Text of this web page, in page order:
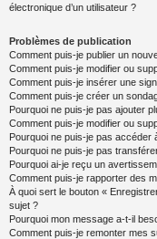
électronique d’un utilisateur ?
Problèmes de publication
Comment puis-je publier un
Comment puis-je modifier ou
Comment puis-je insérer une
Comment puis-je créer un
Pourquoi ne puis-je pas ajouter
Comment puis-je modifier ou
Pourquoi ne puis-je pas accéder
Pourquoi ne puis-je pas
Pourquoi ai-je reçu un
Comment puis-je rapporter des
À quoi sert le bouton «
sujet ?
Pourquoi mon message a-t-il
Comment puis-je remonter mes